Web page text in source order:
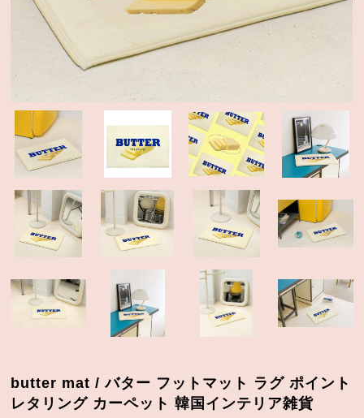
butter mat / バター フットマット ラグ ポイント
レタリング カーペット 韓国インテリア雑貨